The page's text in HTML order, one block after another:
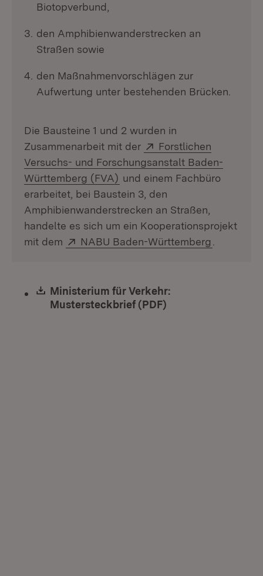
Biotopverbund,
den Amphibienwanderstrecken an
Straßen sowie
den Maßnahmenvorschlägen zur
Aufwertung unter bestehenden Brücken.
Die Bausteine 1 und 2 wurden in
Zusammenarbeit mit der
Extern:
Forstlichen
Versuchs- und Forschungsanstalt Baden-
Württemberg (FVA) (Öffnet in neuem Fenster)
und einem Fachbüro
erarbeitet, bei Baustein 3, den
Amphibienwanderstrecken an Straßen,
handelte es sich um ein Kooperationsprojekt
mit dem
Extern:
NABU Baden-Württemberg
Download:
Ministerium für Verkehr:
Mustersteckbrief (PDF)